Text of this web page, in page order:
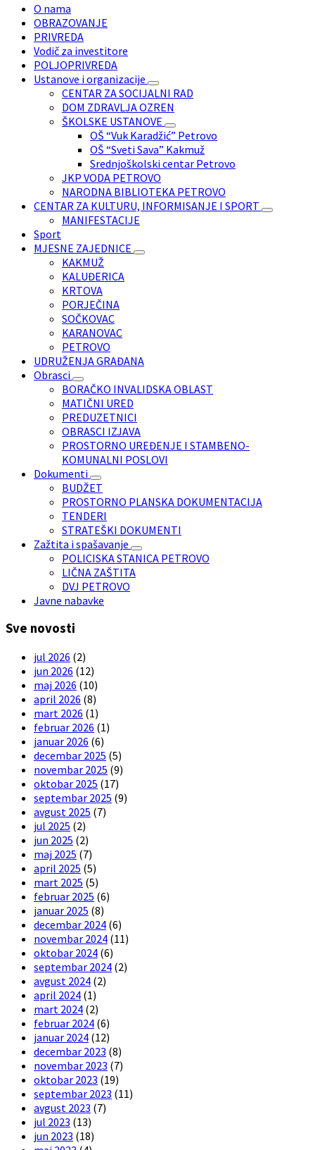
O nama
OBRAZOVANJE
PRIVREDA
Vodič za investitore
POLJOPRIVREDA
Ustanove i organizacije
CENTAR ZA SOCIJALNI RAD
DOM ZDRAVLJA OZREN
ŠKOLSKE USTANOVE
OŠ “Vuk Karadžić” Petrovo
OŠ “Sveti Sava” Kakmuž
Srednjoškolski centar Petrovo
JKP VODA PETROVO
NARODNA BIBLIOTEKA PETROVO
CENTAR ZA KULTURU, INFORMISANJE I SPORT
MANIFESTACIJE
Sport
MJESNE ZAJEDNICE
KAKMUŽ
KALUĐERICA
KRTOVA
PORJEČINA
SOČKOVAC
KARANOVAC
PETROVO
UDRUŽENJA GRAĐANA
Obrasci
BORAČKO INVALIDSKA OBLAST
MATIČNI URED
PREDUZETNICI
OBRASCI IZJAVA
PROSTORNO UREĐENJE I STAMBENO-
KOMUNALNI POSLOVI
Dokumenti
BUDŽET
PROSTORNO PLANSKA DOKUMENTACIJA
TENDERI
STRATEŠKI DOKUMENTI
Zažtita i spašavanje
POLICISKA STANICA PETROVO
LIČNA ZAŠTITA
DVJ PETROVO
Javne nabavke
Sve novosti
jul 2026 (2)
jun 2026 (12)
maj 2026 (10)
april 2026 (8)
mart 2026 (1)
februar 2026 (1)
januar 2026 (6)
decembar 2025 (5)
novembar 2025 (9)
oktobar 2025 (17)
septembar 2025 (9)
avgust 2025 (7)
jul 2025 (2)
jun 2025 (2)
maj 2025 (7)
april 2025 (5)
mart 2025 (5)
februar 2025 (6)
januar 2025 (8)
decembar 2024 (6)
novembar 2024 (11)
oktobar 2024 (6)
septembar 2024 (2)
avgust 2024 (2)
april 2024 (1)
mart 2024 (2)
februar 2024 (6)
januar 2024 (12)
decembar 2023 (8)
novembar 2023 (7)
oktobar 2023 (19)
septembar 2023 (11)
avgust 2023 (7)
jul 2023 (13)
jun 2023 (18)